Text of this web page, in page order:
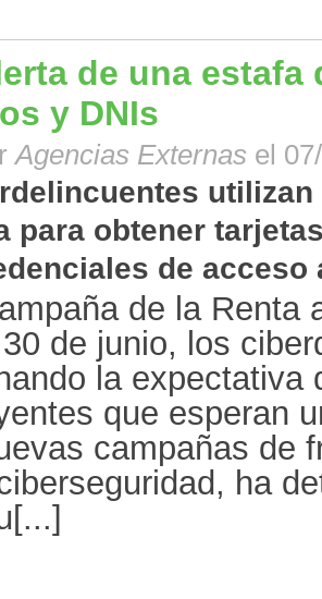
de una
y DNIs
Agencias Externas el
para obtener
de acceso
de la Renta
de junio, los
la expectativa
que esperan
campañas de
ha